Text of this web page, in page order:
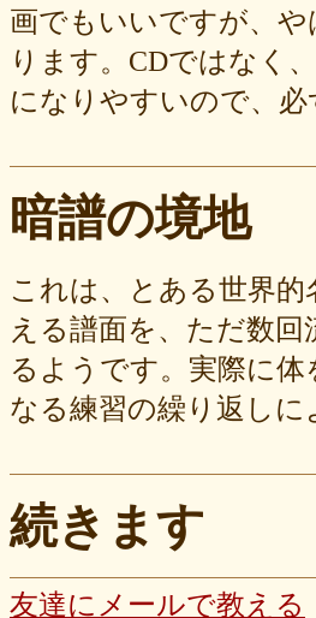
画でもいいですが、
ります。CDではなく
になりやすいので、
暗譜の境地
これは、とある世界
える譜面を、ただ数
るようです。実際に
なる練習の繰り返し
続きます
友達にメールで教える